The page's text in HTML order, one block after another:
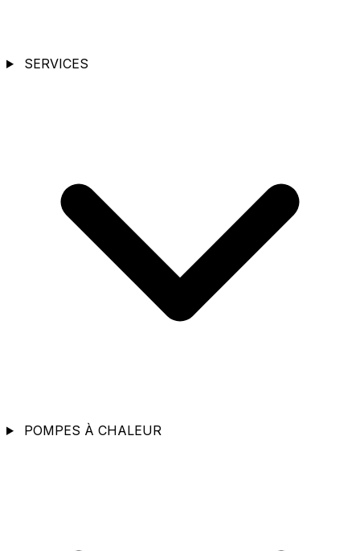
SERVICES
POMPES À CHALEUR